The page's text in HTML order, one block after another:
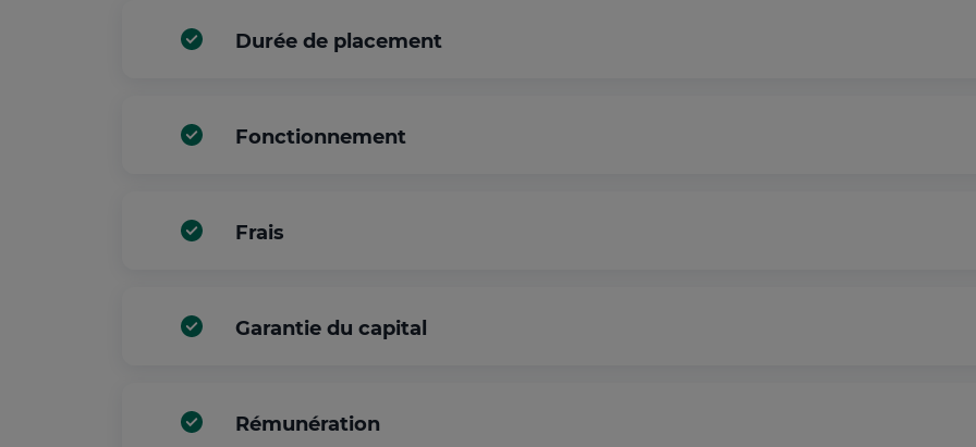
Durée de placement
Fonctionnement
Frais
Garantie du capital
Rémunération